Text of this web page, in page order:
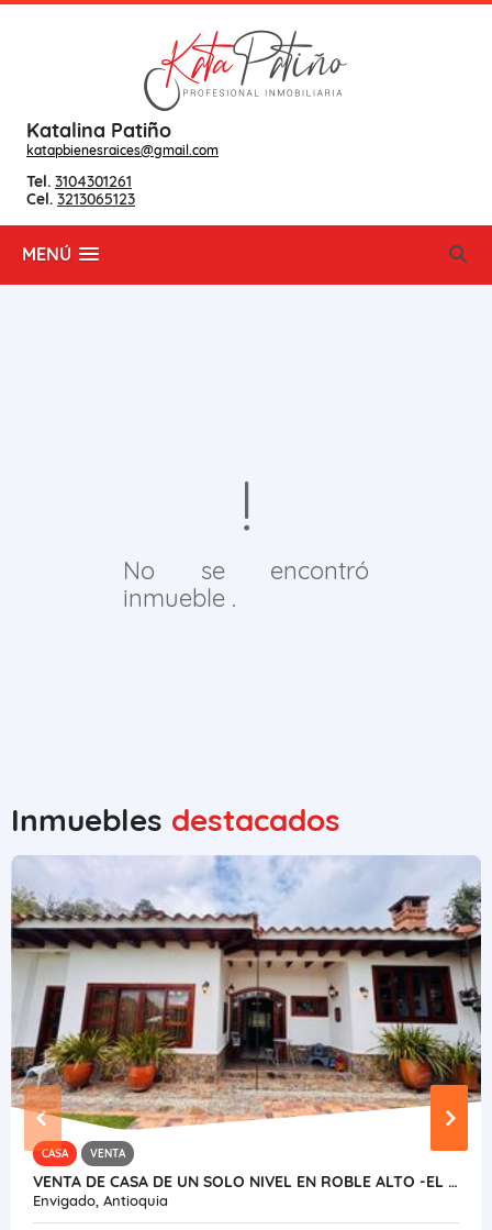
Katalina Patiño
katapbienesraices@gmail.com
Tel. 3104301261
Cel. 3213065123
MENÚ
No se encontró
inmueble .
Inmuebles destacados
CASA VENTA
VENTA DE CASA DE UN SOLO NIVEL EN ROBLE ALTO -EL ESCOBERO
Envigado, Antioquia